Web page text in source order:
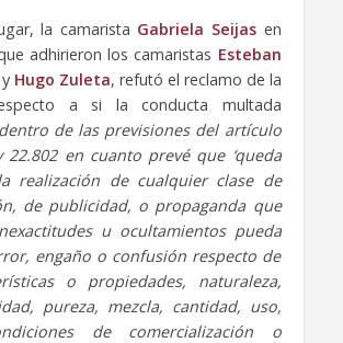
la camarista Gabriela Seijasen
adhirieron los camaristas Esteban
y Hugo Zuleta, refutó el reclamo de la
a si la conducta multada
de las previsiones del artículo
22.802 en cuanto prevé que ‘queda
realización de cualquier clase de
de publicidad, o propaganda que
u ocultamientos pueda
engaño o confusión respecto de
o propiedades, naturaleza,
pureza, mezcla, cantidad, uso,
de comercialización o